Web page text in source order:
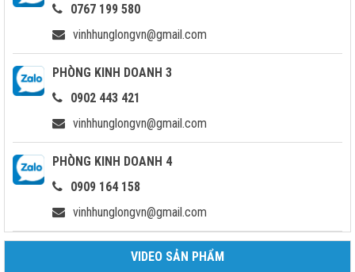
0767 199 580
vinhhunglongvn@gmail.com
PHÒNG KINH DOANH 3
0902 443 421
vinhhunglongvn@gmail.com
PHÒNG KINH DOANH 4
0909 164 158
vinhhunglongvn@gmail.com
VIDEO SẢN PHẨM